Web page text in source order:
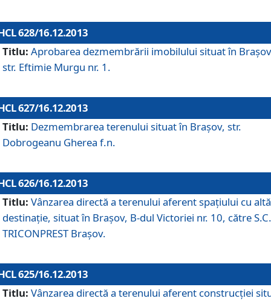
628/16.12.2013
Titlu: Aprobarea dezmembrării imobilului situat în
str. Eftimie Murgu nr. 1.
627/16.12.2013
Titlu: Dezmembrarea terenului situat în Braşov, str.
Dobrogeanu Gherea f.n.
626/16.12.2013
Titlu: Vânzarea directă a terenului aferent spaţiului cu altă
destinaţie, situat în Braşov, B-dul Victoriei nr. 10, către S.C.
TRICONPREST Braşov.
625/16.12.2013
Titlu: Vânzarea directă a terenului aferent construcţiei